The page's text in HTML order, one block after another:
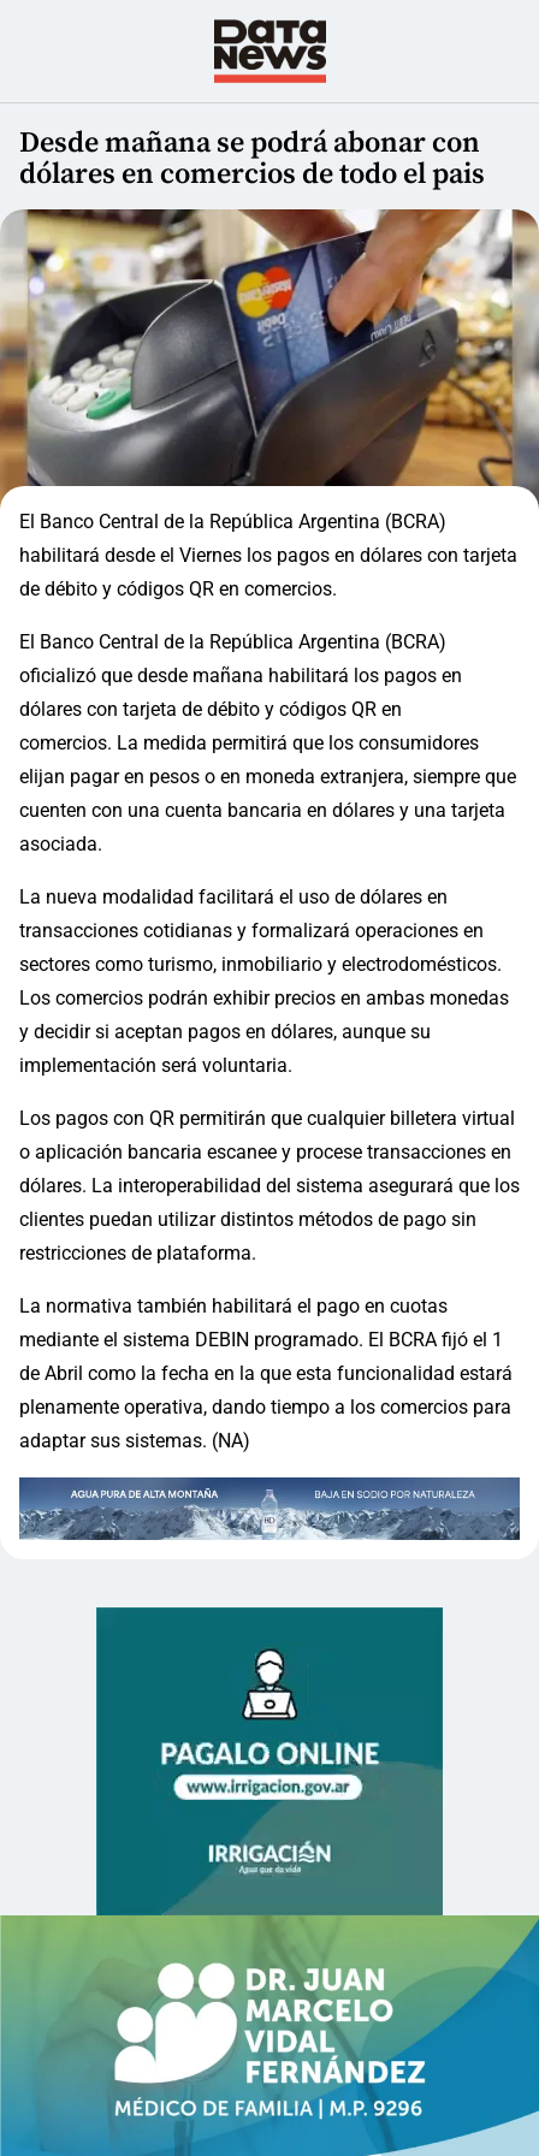
Desde mañana se podrá abonar con
dólares en comercios de todo el pais
El Banco Central de la República Argentina (BCRA)
habilitará desde el Viernes los pagos en dólares con tarjeta
de débito y códigos QR en comercios.
El Banco Central de la República Argentina (BCRA)
oficializó que desde mañana habilitará los pagos en
dólares con tarjeta de débito y códigos QR en
comercios. La medida permitirá que los consumidores
elijan pagar en pesos o en moneda extranjera, siempre que
cuenten con una cuenta bancaria en dólares y una tarjeta
asociada.
La nueva modalidad facilitará el uso de dólares en
transacciones cotidianas y formalizará operaciones en
sectores como turismo, inmobiliario y electrodomésticos.
Los comercios podrán exhibir precios en ambas monedas
y decidir si aceptan pagos en dólares, aunque su
implementación será voluntaria.
Los pagos con QR permitirán que cualquier billetera virtual
o aplicación bancaria escanee y procese transacciones en
dólares. La interoperabilidad del sistema asegurará que los
clientes puedan utilizar distintos métodos de pago sin
restricciones de plataforma.
La normativa también habilitará el pago en cuotas
mediante el sistema DEBIN programado. El BCRA fijó el 1
de Abril como la fecha en la que esta funcionalidad estará
plenamente operativa, dando tiempo a los comercios para
adaptar sus sistemas. (NA)